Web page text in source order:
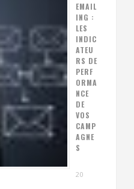
EMAIL
ING :
LES
INDIC
ATEU
RS DE
PERF
ORMA
NCE
DE
VOS
CAMP
AGNE
S
20